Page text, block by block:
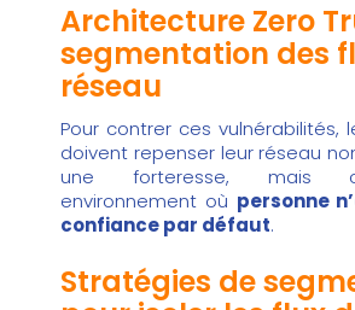
Architecture Zero
segmentation des
réseau
Pour contrer ces vulnérabilités,
doivent repenser leur réseau
une forteresse, mais
environnement où personne
confiance par défaut.
Stratégies de